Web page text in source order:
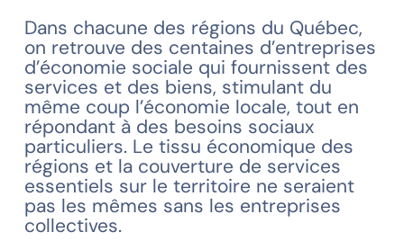
Dans chacune des régions du Québec,
on retrouve des centaines d’entreprises
d’économie sociale qui fournissent des
services et des biens, stimulant du
même coup l’économie locale, tout en
répondant à des besoins sociaux
particuliers. Le tissu économique des
régions et la couverture de services
essentiels sur le territoire ne seraient
pas les mêmes sans les entreprises
collectives.